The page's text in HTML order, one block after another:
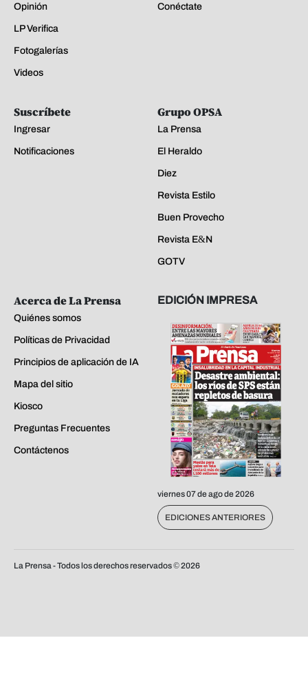
Opinión
LP Verifica
Fotogalerías
Videos
Conéctate
Suscríbete
Ingresar
Notificaciones
Grupo OPSA
La Prensa
El Heraldo
Diez
Revista Estilo
Buen Provecho
Revista E&N
GOTV
Acerca de La Prensa
Quiénes somos
Políticas de Privacidad
Principios de aplicación de IA
Mapa del sitio
Kiosco
Preguntas Frecuentes
Contáctenos
EDICIÓN IMPRESA
viernes 07 de ago de 2026
EDICIONES ANTERIORES
La Prensa - Todos los derechos reservados ©2026